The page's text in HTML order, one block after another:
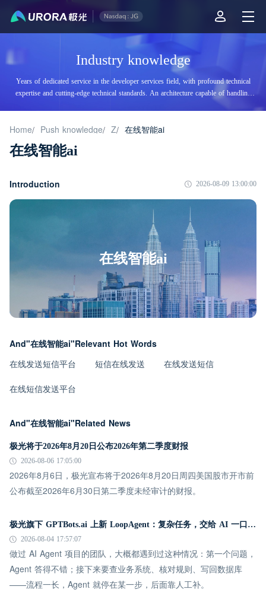
Industry knowledge
Years of dedicated service in the developer services field, with profound technical
expertise and cutting-edge technical standards. An architecture capable of handling
tens of billions of daily visits, supporting billions of high-concurrency accesses.
Home/ Push knowledge/ Z/ 在线智能ai
在线智能ai
Introduction 2026-08-09 13:00:00
在线智能ai
And"在线智能ai"Relevant Hot Words
在线发送短信平台 短信在线发送 在线发送短信
在线短信发送平台
And"在线智能ai"Related News
极光将于2026年8月20日公布2026年第二季度财报
2026-08-06 17:05:00
2026年8月6日，极光宣布将于2026年8月20日周四美国股市开市前
公布截至2026年6月30日第二季度未经审计的财报。
极光旗下 GPTBots.ai 上新 LoopAgent：复杂任务，交给 AI 一口气跑完
2026-08-04 17:57:07
做过 AI Agent 项目的团队，大概都遇到过这种情况：第一个问题，
Agent 答得不错；接下来要查业务系统、核对规则、写回数据库
——流程一长，Agent 就停在某一步，后面靠人工补。